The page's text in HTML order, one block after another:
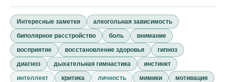
Интересные заметки
алкогольная зависимость
биполярное расстройство
боль
внимание
восприятие
восстановление здоровья
гипноз
диагноз
дыхательная гимнастика
инстинкт
интеллект
критика личность мимики
мотивация